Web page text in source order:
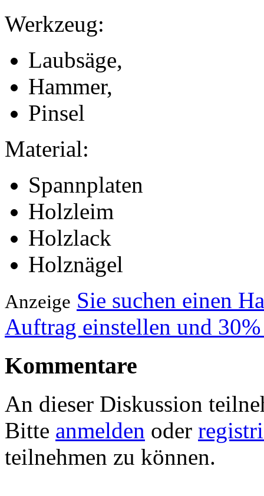
Werkzeug:
Laubsäge,
Hammer,
Pinsel
Material:
Spannplaten
Holzleim
Holzlack
Holznägel
Anzeige Sie suchen einen
Auftrag einstellen und
Kommentare
An dieser Diskussion
Bitte anmelden oder
teilnehmen zu können.